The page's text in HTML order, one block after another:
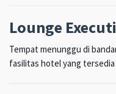
Lounge
Tempat menunggu di
fasilitas hotel yang tersedia